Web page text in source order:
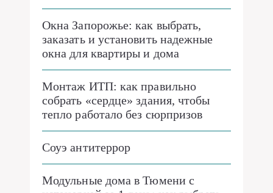
Окна Запорожье: как выбрать,
заказать и установить надежные
окна для квартиры и дома
Монтаж ИТП: как правильно
собрать «сердце» здания, чтобы
тепло работало без сюрпризов
Соуэ антитеррор
Модульные дома в Тюмени с